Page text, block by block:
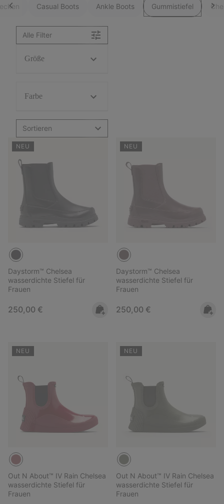
Casual Boots Ankle Boots Gummistiefel
Alle Filter
Größe
Farbe
Sortieren
NEU
Daystorm™ Chelsea
wasserdichte Stiefel für
Frauen
Regular price:
250,00 €
NEU
Daystorm™ Chelsea
wasserdichte Stiefel für
Frauen
Regular price:
250,00 €
NEU
Out N About™ IV Rain Chelsea
wasserdichte Stiefel für
Frauen
NEU
Out N About™ IV Rain Chelsea
wasserdichte Stiefel für
Frauen